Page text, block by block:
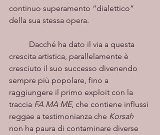
continuo superamento “dialettico”
della sua stessa opera.
crescita artistica, parallelamente è
cresciuto il suo successo divenendo
sempre più popolare, fino a
raggiungere il primo exploit con la
traccia FA MA ME, che contiene influssi
reggae a testimonianza che Korsah
non ha paura di contaminare diverse